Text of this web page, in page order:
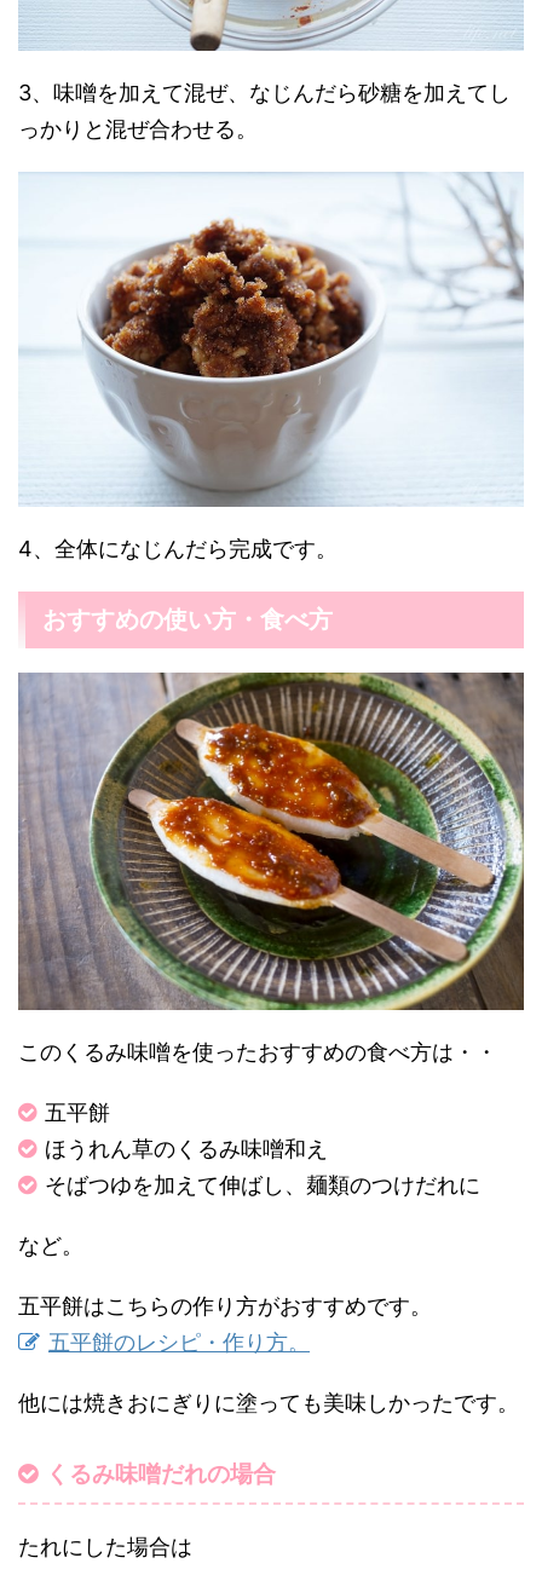
3、味噌を加えて混ぜ、なじんだら砂糖を加えてし
っかりと混ぜ合わせる。
4、全体になじんだら完成です。
おすすめの使い方・食べ方
このくるみ味噌を使ったおすすめの食べ方は・・
五平餅
ほうれん草のくるみ味噌和え
そばつゆを加えて伸ばし、麺類のつけだれに
など。
五平餅はこちらの作り方がおすすめです。
五平餅のレシピ・作り方。
他には焼きおにぎりに塗っても美味しかったです。
くるみ味噌だれの場合
たれにした場合は